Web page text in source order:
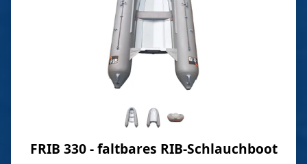
FRIB 330 - faltbares RIB-Schlauchboot